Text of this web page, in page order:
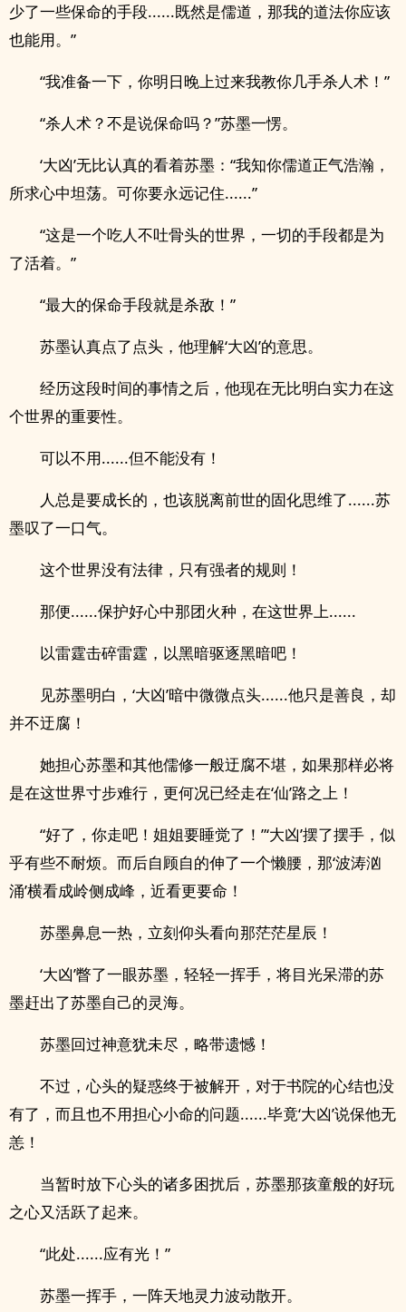
少了一些保命的手段......既然是儒道，那我的道法你应该
也能用。”
“我准备一下，你明日晚上过来我教你几手杀人术！”
“杀人术？不是说保命吗？”苏墨一愣。
‘大凶’无比认真的看着苏墨：“我知你儒道正气浩瀚，
所求心中坦荡。可你要永远记住......”
“这是一个吃人不吐骨头的世界，一切的手段都是为
了活着。”
“最大的保命手段就是杀敌！”
苏墨认真点了点头，他理解‘大凶’的意思。
经历这段时间的事情之后，他现在无比明白实力在这
个世界的重要性。
可以不用......但不能没有！
人总是要成长的，也该脱离前世的固化思维了......苏
墨叹了一口气。
这个世界没有法律，只有强者的规则！
那便......保护好心中那团火种，在这世界上......
以雷霆击碎雷霆，以黑暗驱逐黑暗吧！
见苏墨明白，‘大凶’暗中微微点头......他只是善良，却
并不迂腐！
她担心苏墨和其他儒修一般迂腐不堪，如果那样必将
是在这世界寸步难行，更何况已经走在‘仙’路之上！
“好了，你走吧！姐姐要睡觉了！”‘大凶’摆了摆手，似
乎有些不耐烦。而后自顾自的伸了一个懒腰，那‘波涛汹
涌’横看成岭侧成峰，近看更要命！
苏墨鼻息一热，立刻仰头看向那茫茫星辰！
‘大凶’瞥了一眼苏墨，轻轻一挥手，将目光呆滞的苏
墨赶出了苏墨自己的灵海。
苏墨回过神意犹未尽，略带遗憾！
不过，心头的疑惑终于被解开，对于书院的心结也没
有了，而且也不用担心小命的问题......毕竟‘大凶’说保他无
恙！
当暂时放下心头的诸多困扰后，苏墨那孩童般的好玩
之心又活跃了起来。
“此处......应有光！”
苏墨一挥手，一阵天地灵力波动散开。